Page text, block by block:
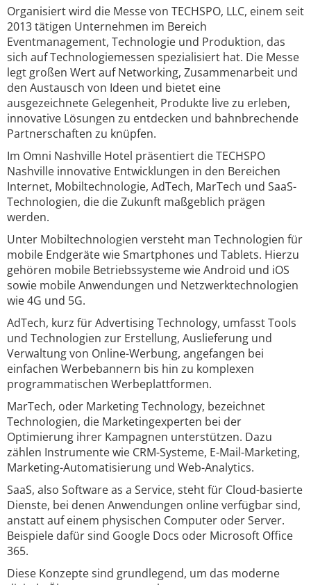
Organisiert wird die Messe von TECHSPO, LLC, einem seit
2013 tätigen Unternehmen im Bereich
Eventmanagement, Technologie und Produktion, das
sich auf Technologiemessen spezialisiert hat. Die Messe
legt großen Wert auf Networking, Zusammenarbeit und
den Austausch von Ideen und bietet eine
ausgezeichnete Gelegenheit, Produkte live zu erleben,
innovative Lösungen zu entdecken und bahnbrechende
Partnerschaften zu knüpfen.
Im Omni Nashville Hotel präsentiert die TECHSPO
Nashville innovative Entwicklungen in den Bereichen
Internet, Mobiltechnologie, AdTech, MarTech und SaaS-
Technologien, die die Zukunft maßgeblich prägen
werden.
Unter Mobiltechnologien versteht man Technologien für
mobile Endgeräte wie Smartphones und Tablets. Hierzu
gehören mobile Betriebssysteme wie Android und iOS
sowie mobile Anwendungen und Netzwerktechnologien
wie 4G und 5G.
AdTech, kurz für Advertising Technology, umfasst Tools
und Technologien zur Erstellung, Auslieferung und
Verwaltung von Online-Werbung, angefangen bei
einfachen Werbebannern bis hin zu komplexen
programmatischen Werbeplattformen.
MarTech, oder Marketing Technology, bezeichnet
Technologien, die Marketingexperten bei der
Optimierung ihrer Kampagnen unterstützen. Dazu
zählen Instrumente wie CRM-Systeme, E-Mail-Marketing,
Marketing-Automatisierung und Web-Analytics.
SaaS, also Software as a Service, steht für Cloud-basierte
Dienste, bei denen Anwendungen online verfügbar sind,
anstatt auf einem physischen Computer oder Server.
Beispiele dafür sind Google Docs oder Microsoft Office
365.
Diese Konzepte sind grundlegend, um das moderne